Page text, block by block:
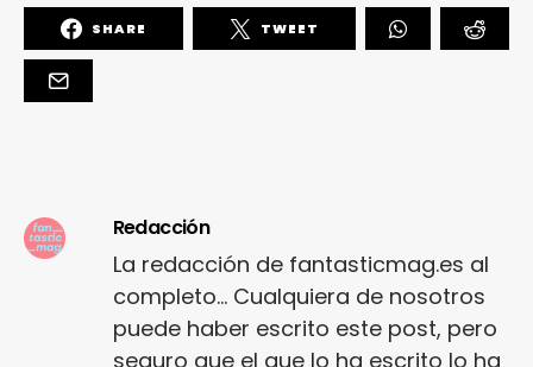
SHARE TWEET
Redacción
La redacción de fantasticmag.es al
completo... Cualquiera de nosotros
puede haber escrito este post, pero
seguro que el que lo ha escrito lo ha